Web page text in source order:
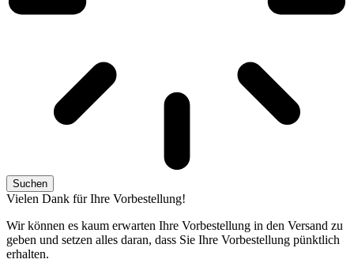
Suchen
Vielen Dank für Ihre Vorbestellung!
Wir können es kaum erwarten Ihre Vorbestellung in den Versand zu
geben und setzen alles daran, dass Sie Ihre Vorbestellung pünktlich
erhalten.